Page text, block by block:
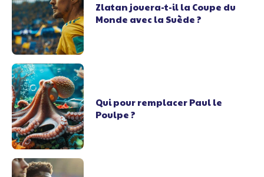
Zlatan jouera-t-il la Coupe du
Monde avec la Suède ?
Qui pour remplacer Paul le
Poulpe ?